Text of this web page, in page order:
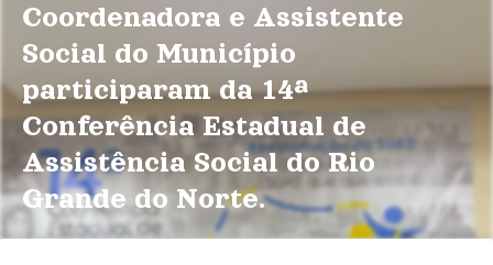
Coordenadora e Assistente
Social do Município
participaram da 14ª
Conferência Estadual de
Assistência Social do Rio
Grande do Norte..